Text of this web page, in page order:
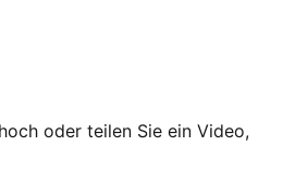
oder teilen Sie ein Video,